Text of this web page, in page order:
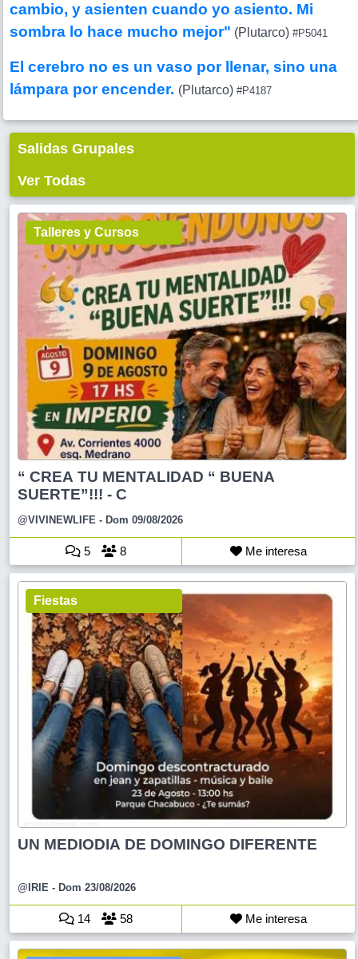
cambio, y asienten cuando yo asiento. Mi
sombra lo hace mucho mejor" (Plutarco) #P5041
El cerebro no es un vaso por llenar, sino una
lámpara por encender. (Plutarco) #P4187
Salidas Grupales
Ver Todas
Talleres y Cursos
“ CREA TU MENTALIDAD “ BUENA
SUERTE”!!! - C
@VIVINEWLIFE - Dom 09/08/2026
5 8 Me interesa
Fiestas
UN MEDIODIA DE DOMINGO DIFERENTE
@IRIE - Dom 23/08/2026
14 58 Me interesa